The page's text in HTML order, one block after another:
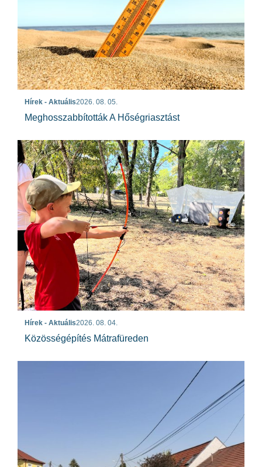
Hírek - Aktuális2026. 08. 05.
Meghosszabbították A Hőségriasztást
Hírek - Aktuális2026. 08. 04.
Közösségépítés Mátrafüreden